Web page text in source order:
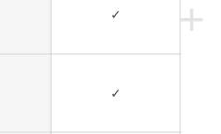
+
✓
✓